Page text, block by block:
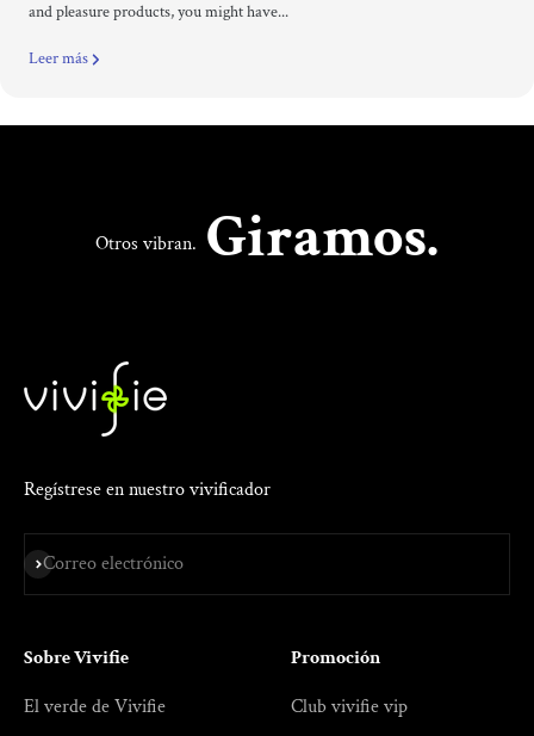
and pleasure products, you might have...
Leer más
Otros vibran. Giramos.
Regístrese en nuestro vivificador
Correo electrónico
Suscribir
Sobre Vivifie
El verde de Vivifie
Promoción
Club vivifie vip